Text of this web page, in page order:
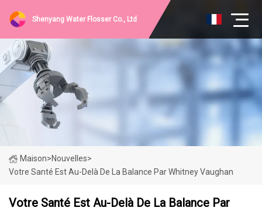
Shenyang Water Flosser Co., Ltd
Maison>Nouvelles>
Votre Santé Est Au-Delà De La Balance Par Whitney Vaughan
Votre Santé Est Au-Delà De La Balance Par